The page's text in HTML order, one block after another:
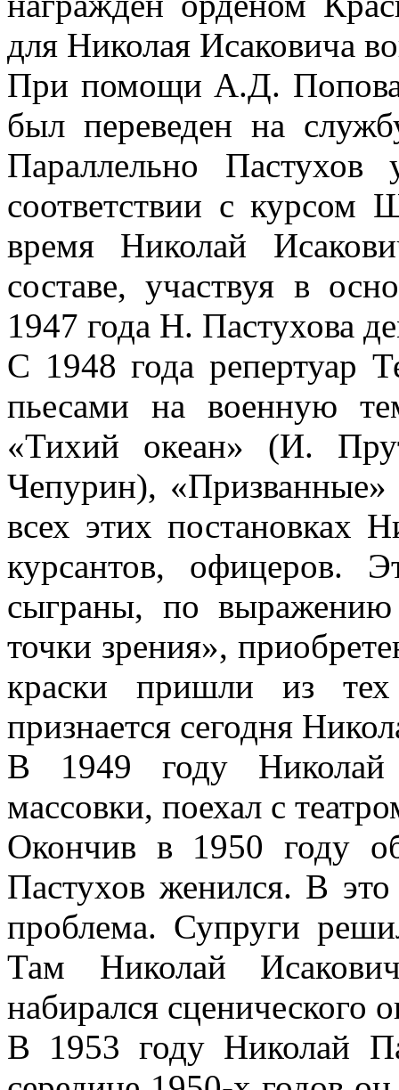
для Николая Исаковича
При помощи А.Д. Попова
был переведен на
Параллельно
соответствии с курсом
время Николай
составе, участвуя в
1947 года Н. Пастухова
С 1948 года репертуар
пьесами на военную
«Тихий океан» (И.
Чепурин),
всех этих постановках
курсантов, офицеров.
сыграны, по выражению
точки зрения»,
краски пришли из
признается сегодня
В 1949 году Николай
массовки, поехал с
Окончив в 1950 году
Пастухов женился. В
проблема. Супруги
Там Николай
набирался сценического
В 1953 году Николай